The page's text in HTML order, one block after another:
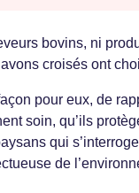
bovins, ni
croisés ont
pour eux, de
soin, qu’ils
qui
de